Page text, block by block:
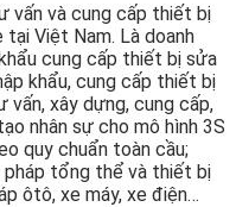
vấn và cung cấp thiết bị
Việt Nam. Là doanh
cung cấp thiết bị sửa
khẩu, cung cấp thiết bị
vấn, xây dựng, cung cấp,
nhân sự cho mô hình 3S
quy chuẩn toàn cầu;
pháp tổng thể và thiết bị
ôtô, xe máy, xe điện…